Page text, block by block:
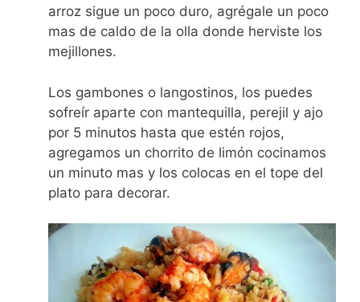
arroz sigue un poco duro, agrégale un poco
mas de caldo de la olla donde herviste los
mejillones.
Los gambones o langostinos, los puedes
sofreír aparte con mantequilla, perejil y ajo
por 5 minutos hasta que estén rojos,
agregamos un chorrito de limón cocinamos
un minuto mas y los colocas en el tope del
plato para decorar.